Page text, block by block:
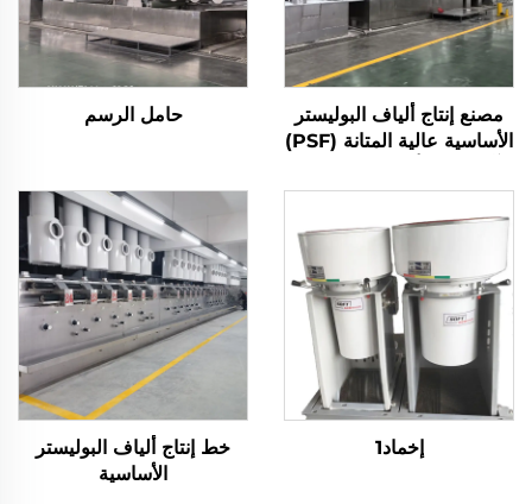
مصنع إنتاج ألياف البوليستر
الأساسية عالية المتانة (PSF)
الأساسية الصلبة PSF
حامل الرسم
إخماد1
خط إنتاج ألياف البوليستر
الأساسية